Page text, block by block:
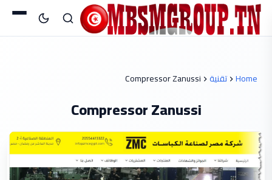
Home تقنية Compressor Zanussi
Compressor Zanussi